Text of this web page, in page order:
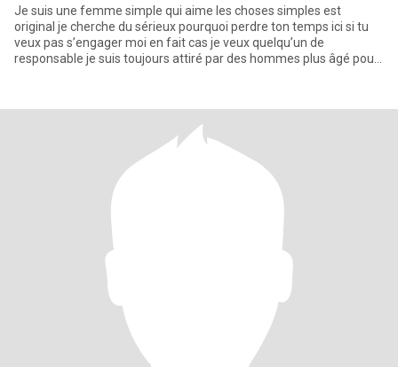
Je suis une femme simple qui aime les choses simples est
original je cherche du sérieux pourquoi perdre ton temps ici si tu
veux pas s’engager moi en fait cas je veux quelqu’un de
responsable je suis toujours attiré par des hommes plus âgé pour